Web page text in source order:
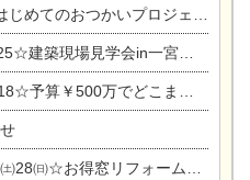
てのおつかいプロジェクト
現場見学会in一宮市木曽川町
でどこまでできるの？リフォーム相談会
☆お得窓リフォーム個別相談会